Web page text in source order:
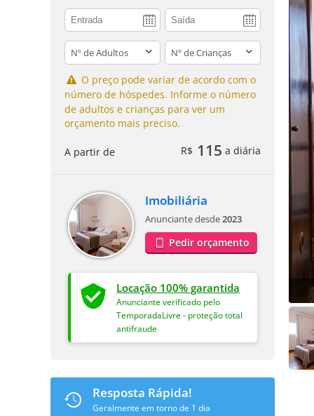
adults children
O preço pode variar de acordo com o
número de hóspedes. Informe o número
de adultos e crianças para ver um
orçamento mais preciso.
A partir de R$ 115 a diária
Imobiliária
Anunciante desde2023
Pedir orçamento
Locação 100% garantida
Anunciante verificado pelo
TemporadaLivre - proteção total
antifraude
Resposta Rápida!
Geralmente em torno de 1 dia